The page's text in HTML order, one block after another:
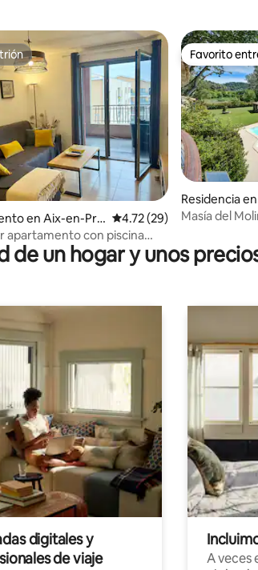
de 5; 19 evaluaciones
en Aix-en-Pro Calificación promedio:
4.72 (29)
apartamento con piscina
Favorito
Favorito
Residencia
Masía del
de un hogar y unos
digitales y
de viaje
A veces